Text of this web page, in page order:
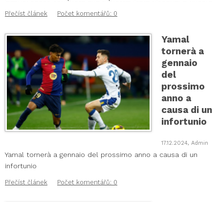
Přečíst článek Počet komentářů: 0
Yamal
tornerà a
gennaio
del
prossimo
anno a
causa di un
infortunio
17.12.2024, Admin
Yamal tornerà a gennaio del prossimo anno a causa di un
infortunio
Přečíst článek Počet komentářů: 0